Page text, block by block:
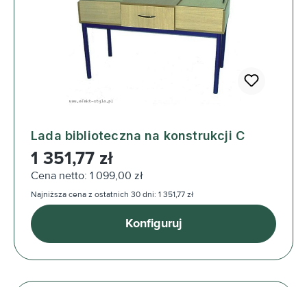
Lada biblioteczna na konstrukcji C
Cena regularna:
1 351,77 zł
Cena netto: 1 099,00 zł
Najniższa cena z ostatnich 30 dni: 1 351,77 zł
Konfiguruj